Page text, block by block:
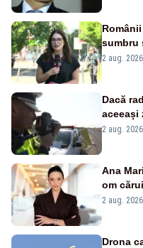
sumbru
2 aug.
Dacă
aceeași
Ce
2 aug.
Ana
om
portiță?”
2 aug.
Drona